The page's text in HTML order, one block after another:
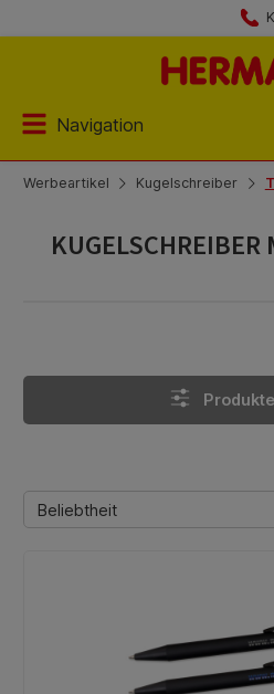
Navigation
Werbeartikel Kugelschreiber
KUGELSCHREIBER